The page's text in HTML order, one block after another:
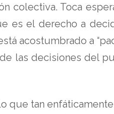
colectiva. Toca
es el derecho a
acostumbrado a
las decisiones del
que tan